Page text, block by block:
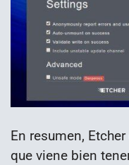
En resumen,
que viene bien